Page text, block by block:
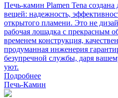
Печь-камин Plamen Tena создана
вещей: надежность,
открытого пламени. Это не
рабочая лошадка с прекрасным
временем конструкция,
продуманная инженерия
безупречной службы, даря
уют.
Подробнее
Печь-Камин